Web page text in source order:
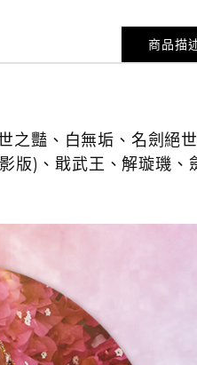
商品描
之豔、白無垢、名劍絕
版) 、戢武王、解璇璣、